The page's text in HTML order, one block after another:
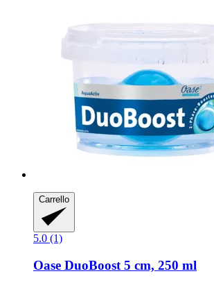
Carrello
5.0 (1)
Oase DuoBoost 5 cm, 250 ml